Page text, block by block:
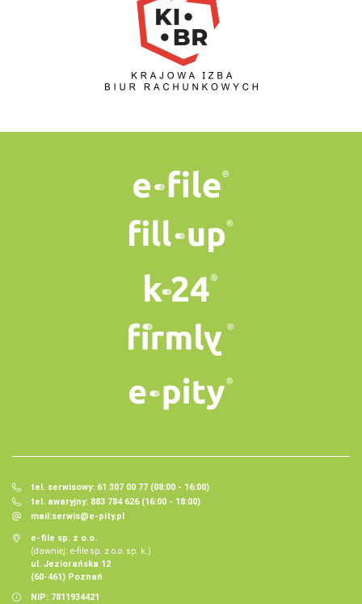
tel. serwisowy: 61 307 00 77 (08:00 - 16:00)
tel. awaryjny: 883 784 626 (16:00 - 18:00)
mail:serwis@e-pity.pl
e-file sp. z o.o.
(dawniej: e-file sp. z o.o. sp. k.)
ul. Jeziorańska 12
(60-461) Poznań
NIP: 7811934421